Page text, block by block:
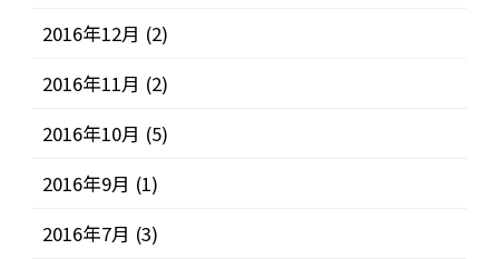
2016年12月 (2)
2016年11月 (2)
2016年10月 (5)
2016年9月 (1)
2016年7月 (3)